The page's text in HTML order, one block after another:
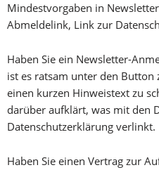
Mindestvorgaben in
Abmeldelink, Link zur
Haben Sie ein Newsletter-
ist es ratsam unter den
einen kurzen Hinweistext zu
darüber aufklärt, was mit den
Datenschutzerklärung verlinkt.
Haben Sie einen Vertrag zur